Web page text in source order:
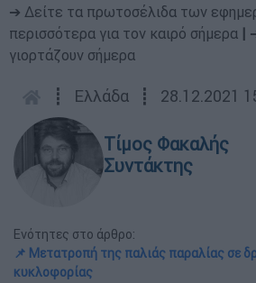
➔ Δείτε τα πρωτοσέλιδα των
περισσότερα για τον καιρό σήμερα
γιορτάζουν σήμερα
┋ Ελλάδα ┋ 28.12.2021
Τίμος Φακαλής
Συντάκτης
Ενότητες στο άρθρο:
📌 Μετατροπή της παλιάς παραλίας σε
κυκλοφορίας